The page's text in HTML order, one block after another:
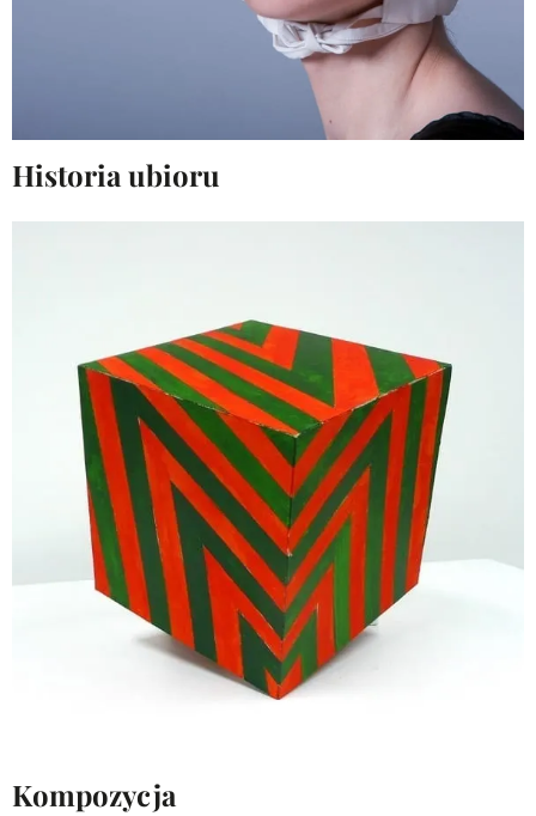
Historia ubioru
Kompozycja